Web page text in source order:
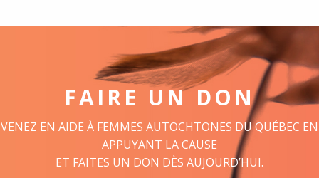
FAIRE UN DON
VENEZ EN AIDE À FEMMES AUTOCHTONES DU QUÉBEC EN
APPUYANT LA CAUSE
ET FAITES UN DON DÈS AUJOURD’HUI.